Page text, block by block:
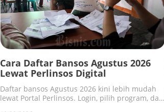
Cara Daftar Bansos Agustus 2026
Lewat Perlinsos Digital
Daftar bansos Agustus 2026 kini lebih mudah
lewat Portal Perlinsos. Login, pilih program, dan